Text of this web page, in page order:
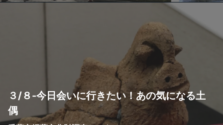
３/８-今日会いに行きたい！あの気になる土
偶